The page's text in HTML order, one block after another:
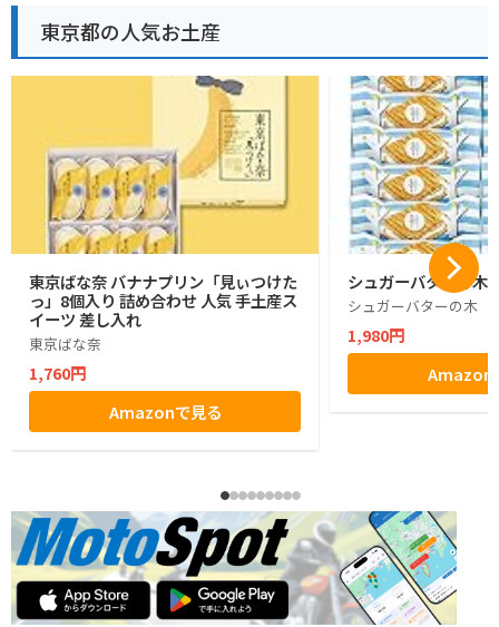
東京都の人気お土産
東京ばな奈 バナナプリン「見ぃつけた
っ」8個入り 詰め合わせ 人気 手土産ス
イーツ 差し入れ
東京ばな奈
1,760円
Amazonで見る
シュガーバターの木
シュガーバターの木
1,980円
Amazon